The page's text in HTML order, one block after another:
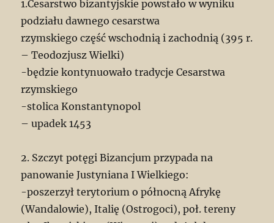
1.Cesarstwo bizantyjskie powstało w wyniku
podziału dawnego cesarstwa
rzymskiego część wschodnią i zachodnią (395 r.
– Teodozjusz Wielki)
-będzie kontynuowało tradycje Cesarstwa
rzymskiego
-stolica Konstantynopol
– upadek 1453
2. Szczyt potęgi Bizancjum przypada na
panowanie Justyniana I Wielkiego:
-poszerzył terytorium o północną Afrykę
(Wandalowie), Italię (Ostrogoci), poł. tereny